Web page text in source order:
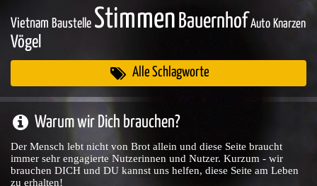
Vietnam Baustelle Stimmen Bauernhof Auto Knarzen
Vögel
Alle Schlagworte
Warum wir Dich brauchen?
Der Mensch lebt nicht von Brot allein und diese Seite braucht
immer sehr engagierte Nutzerinnen und Nutzer. Kurzum - wir
brauchen DICH und DU kannst uns helfen, diese Seite am Leben
zu erhalten!